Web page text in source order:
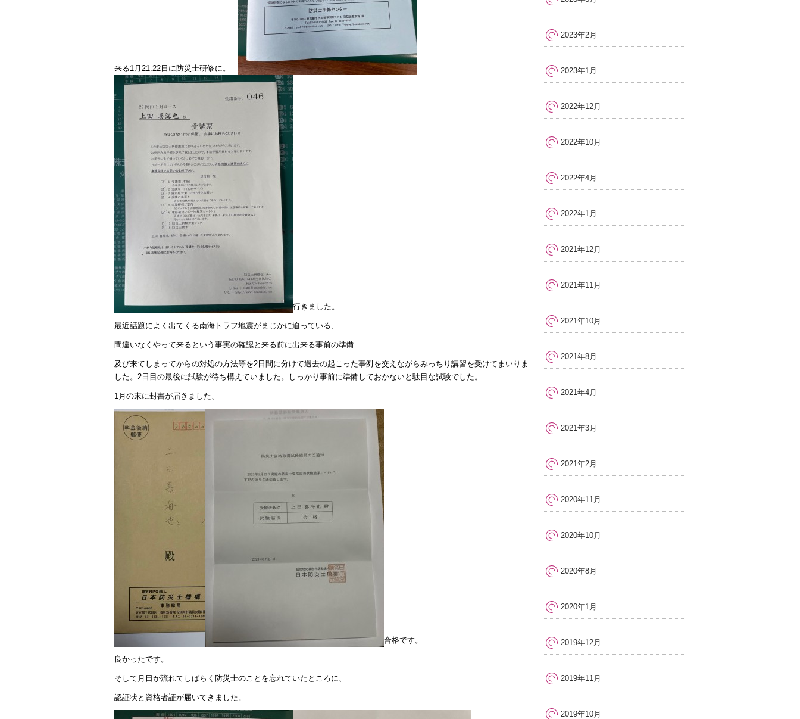
来る1月21.22日に防災士研修に。
行きました。
最近話題によく出てくる南海トラフ地震がまじかに迫っている、
間違いなくやって来るという事実の確認と来る前に出来る事前の準備
及び来てしまってからの対処の方法等を2日間に分けて過去の起こった事例を交えながらみっちり講習を受けてまいりま
した。2日目の最後に試験が待ち構えていました。しっかり事前に準備しておかないと駄目な試験でした。
1月の末に封書が届きました、
合格です。
良かったです。
そして月日が流れてしばらく防災士のことを忘れていたところに、
認証状と資格者証が届いてきました。
2023年2月
2023年1月
2022年12月
2022年10月
2022年4月
2022年1月
2021年12月
2021年11月
2021年10月
2021年8月
2021年4月
2021年3月
2021年2月
2020年11月
2020年10月
2020年8月
2020年1月
2019年12月
2019年11月
2019年10月